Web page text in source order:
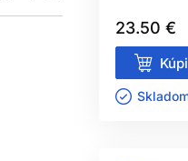
23.50 €
Skladom